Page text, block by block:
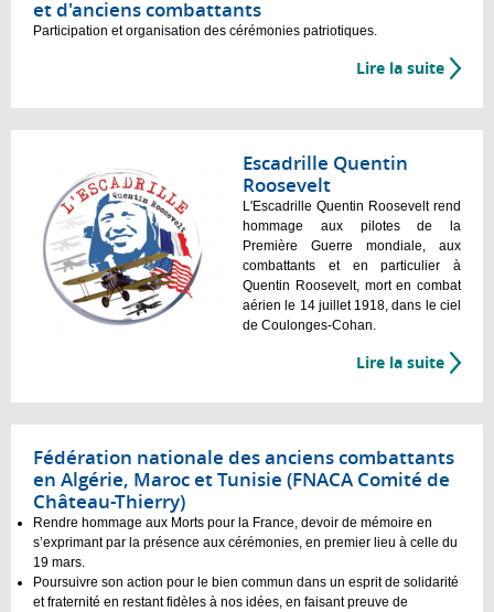
et d'anciens combattants
Participation et organisation des cérémonies patriotiques.
Lire la suite
Escadrille Quentin
Roosevelt
L'Escadrille Quentin Roosevelt rend
hommage aux pilotes de la
Première Guerre mondiale, aux
combattants et en particulier à
Quentin Roosevelt, mort en combat
aérien le 14 juillet 1918, dans le ciel
de Coulonges-Cohan.
Lire la suite
Fédération nationale des anciens combattants
en Algérie, Maroc et Tunisie (FNACA Comité de
Château-Thierry)
Rendre hommage aux Morts pour la France, devoir de mémoire en
s’exprimant par la présence aux cérémonies, en premier lieu à celle du
19 mars.
Poursuivre son action pour le bien commun dans un esprit de solidarité
et fraternité en restant fidèles à nos idées, en faisant preuve de